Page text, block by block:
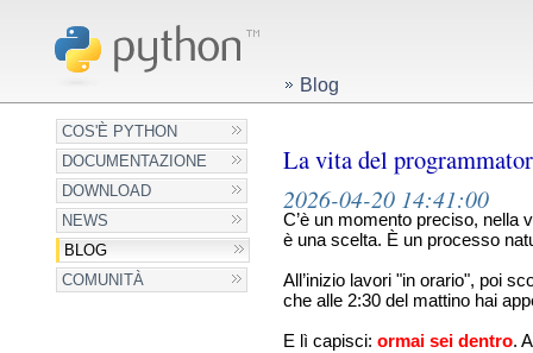
COS'È PYTHON
DOCUMENTAZIONE
DOWNLOAD
NEWS
BLOG
COMUNITÀ
Blog
La vita del
2026-04-20 14:41:00
C’è un momento preciso, nella
è una scelta. È un processo
All’inizio lavori "in orario", poi
che alle 2:30 del mattino hai
E lì capisci: ormai sei dentro.